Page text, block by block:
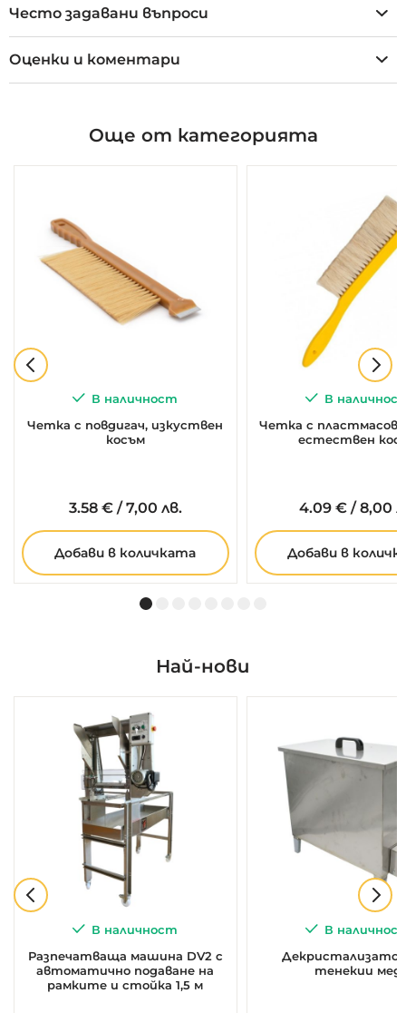
Често задавани въпроси
Оценки и коментари
Още от категорията
В наличност
Четка с повдигач, изкуствен
косъм
3.58 €/7,00 лв.
Добави в количката
В
Четка с
естествен
4.09 € /8,00
Добави в
Най-нови
В наличност
Разпечатваща машина DV2 с
автоматично подаване на
рамките и стойка 1,5 м
В
Декристализатор
тенекии мед